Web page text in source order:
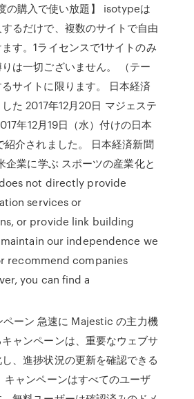
の購入で使い放題】 isotypeは
るだけで、複数のサイトで自由
す。1ライセンスで1サイトのみ
は一切ございません。 （テー
サイトに限ります。 日本経済
た 2017年12月20日 マジェステ
年12月19日（水）付けの日本
紹介されました。 日本経済新聞
企業に学ぶ スポーツの産業化と
not directly provide
services or
or provide link building
our independence we
recommend companies
you can find a
ペーン 急速に Majestic の主力機
ャンペーンは、重要なウェブサ
、進捗状況の更新を確認できる
キャンペーンはすべてのユーザ